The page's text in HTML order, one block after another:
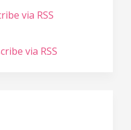
via RSS
via RSS